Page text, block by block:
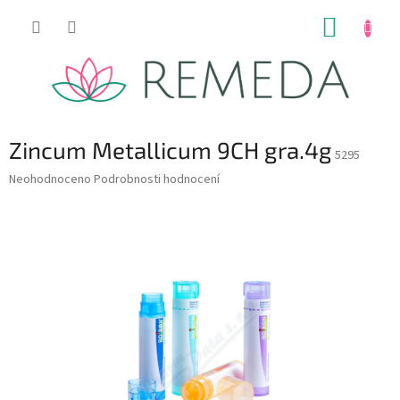
Zincum Metallicum 9CH gra.4g 5295
Průměrné
Neohodnoceno Podrobnosti hodnocení